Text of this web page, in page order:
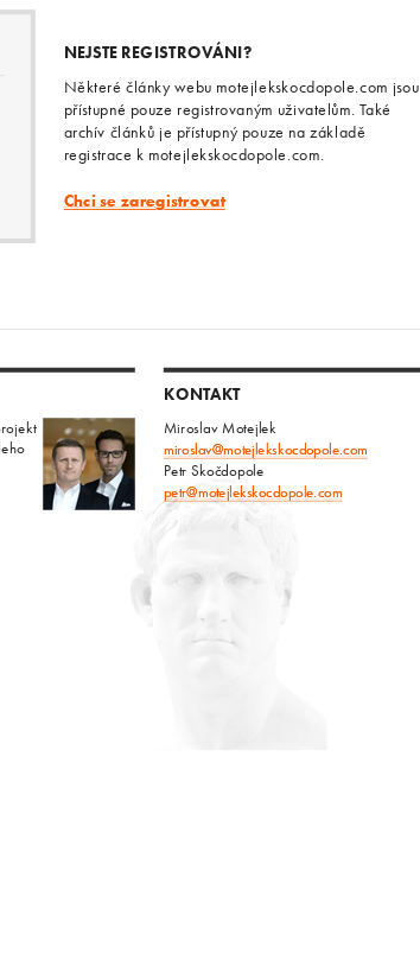
NEJSTE REGISTROVÁNI?
Některé články webu motejlekskocdopole.com jsou
přístupné pouze registrovaným uživatelům. Také
archív článků je přístupný pouze na základě
registrace k motejlekskocdopole.com.
Chci se zaregistrovat
KONTAKT
Miroslav Motejlek
miroslav@motejlekskocdopole.com
Petr Skočdopole
petr@motejlekskocdopole.com